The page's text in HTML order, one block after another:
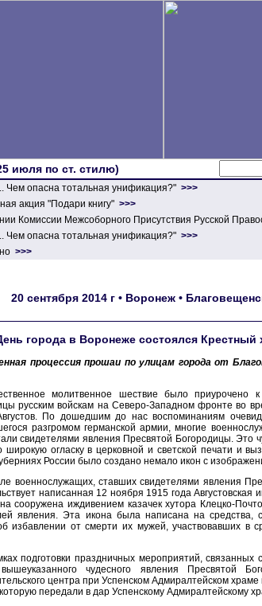
июля по ст. стилю)
Чем опасна тотальная унификация?" >>>
акция "Подари книгу" >>>
Комиссии Межсоборного Присутствия Русской
Чем опасна тотальная унификация?" >>>
>>>
20 сентября 2014 г • Воронеж •
города в Воронеже состоялся
процессия прошаи по улицам города от
молитвенное шествие было приурочено
русским войскам на Северо-Западном фронте во
По дошедшим до нас воспоминаниям
разгромом германской армии, многие
свидетелями явления Пресвятой Богородицы. Это
широкую огласку в церковной и светской печати и
России было создано немало икон с
военнослужащих, ставших свидетелями явления
написанная 12 ноября 1915 года
сооружена иждивением казачек хутора Клецко-
явления. Эта икона была написана на средства,
избавлении от смерти их мужей, участвовавших в
подготовки праздничных мероприятий,
чудесного явления Пресвятой
центра при Успенском Адмиралтейском
передали в дар Успенскому Адмиралтейскому